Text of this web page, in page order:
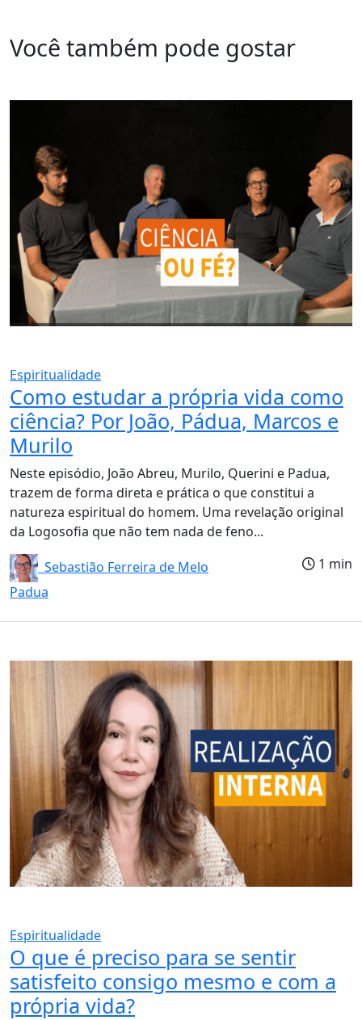
Você também pode gostar
Espiritualidade
Como estudar a própria vida como
ciência? Por João, Pádua, Marcos e
Murilo
Neste episódio, João Abreu, Murilo, Querini e Padua,
trazem de forma direta e prática o que constitui a
natureza espiritual do homem. Uma revelação original
da Logosofia que não tem nada de feno...
Sebastião Ferreira de Melo
Padua
1 min
Espiritualidade
O que é preciso para se sentir
satisfeito consigo mesmo e com a
própria vida?